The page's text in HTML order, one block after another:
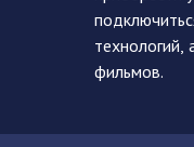
фильмов.